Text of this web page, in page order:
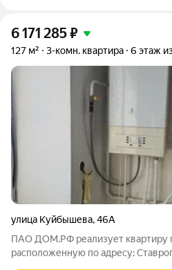
6 171 285₽
127 м² 3-комн. квартира 6 этаж
улица Куйбышева,46А
ПАО ДОМ.РФ реализует квартиру
расположенную по адресу: